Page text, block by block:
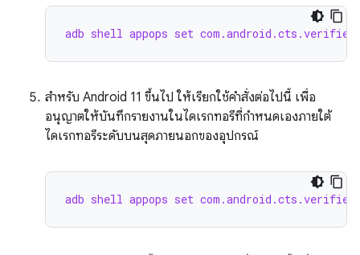
adb shell appops set
สำหรับ Android 11 ขึ้นไป ให้เรียกใช้คำสั่งต่อไปนี้ เพื่อ
อนุญาตให้บันทึกรายงานในไดเรกทอรีที่กำหนดเองภายใต้
ไดเรกทอรีระดับบนสุดภายนอกของอุปกรณ์
adb shell appops set com.android.cts.verifier